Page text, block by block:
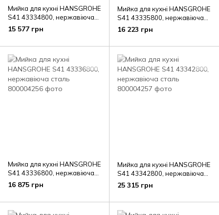
Мийка для кухні HANSGROHE
S41 43334800, нержавіюча
сталь
15 577 грн
Мийка для кухні HANSGROHE
S41 43335800, нержавіюча
сталь
16 223 грн
Мийка для кухні HANSGROHE
S41 43336800, нержавіюча
сталь
16 875 грн
Мийка для кухні HANSGROHE
S41 43342800, нержавіюча
сталь
25 315 грн